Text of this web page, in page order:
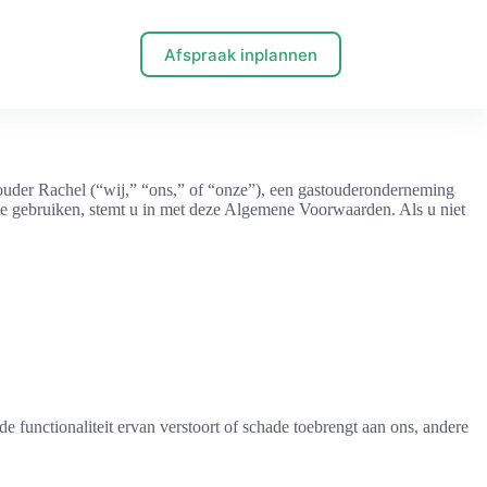
Afspraak inplannen
Rachel (“wij,” “ons,” of “onze”), een gastouderonderneming
gebruiken, stemt u in met deze Algemene Voorwaarden. Als u niet
functionaliteit ervan verstoort of schade toebrengt aan ons, andere